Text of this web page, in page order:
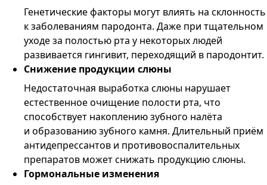
Генетические факторы могут влиять на склонность
к заболеваниям пародонта. Даже при тщательном
уходе за полостью рта у некоторых людей
развивается гингивит, переходящий в пародонтит.
Снижение продукции слюны
Недостаточная выработка слюны нарушает
естественное очищение полости рта, что
способствует накоплению зубного налёта
и образованию зубного камня. Длительный приём
антидепрессантов и противовоспалительных
препаратов может снижать продукцию слюны.
Гормональные изменения